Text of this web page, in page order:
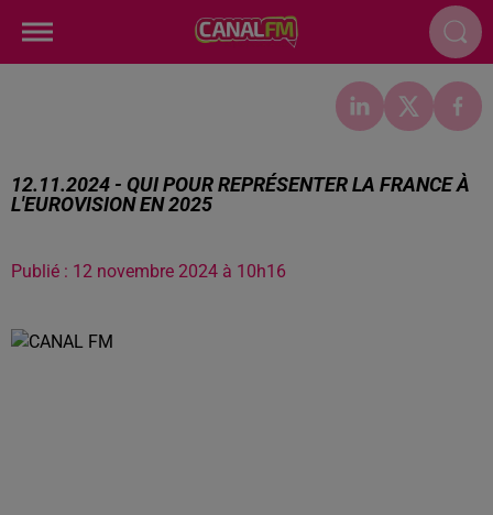
12.11.2024 - QUI POUR REPRÉSENTER LA FRANCE À
L'EUROVISION EN 2025
Publié : 12 novembre 2024 à 10h16